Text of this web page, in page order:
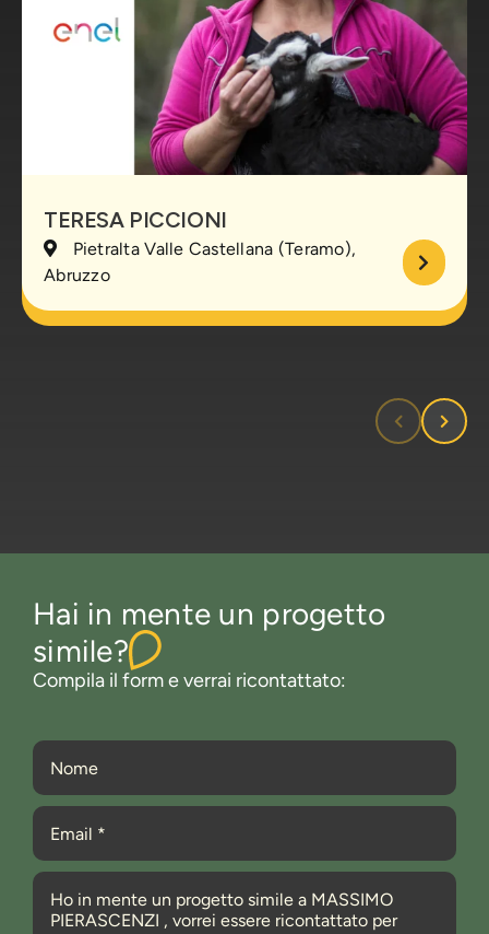
TERESA PICCIONI
Pietralta Valle Castellana (Teramo),
Abruzzo
Hai in mente un progetto
simile?
Compila il form e verrai ricontattato: